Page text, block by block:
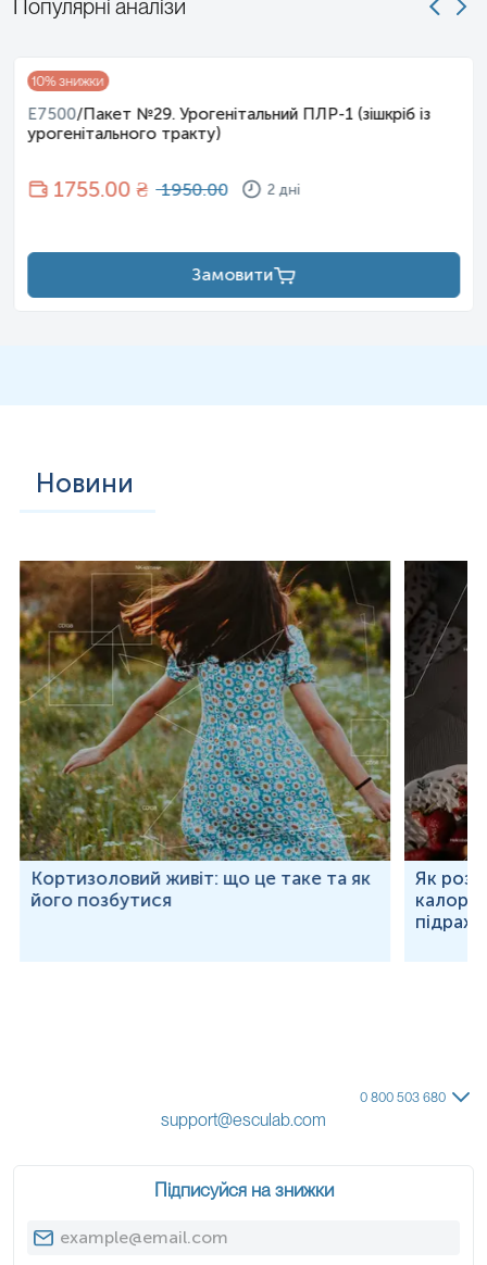
Популярні аналізи
10% знижки
E7500/Пакет №29. Урогенітальний ПЛР-1 (зішкріб із
урогенітального тракту)
1755.00 ₴ 1950.00 2 дні
Замовити
Новини
Кортизоловий живіт: що це таке та як
його позбутися
Як
0 800 503 680
support@esculab.com
Підписуйся на знижки